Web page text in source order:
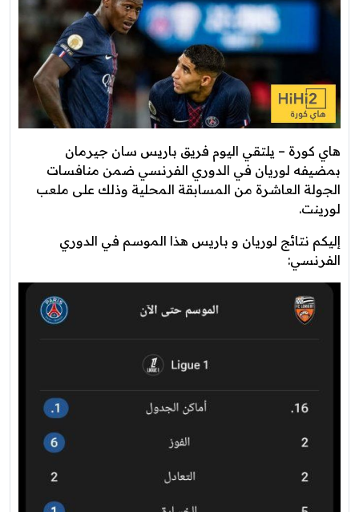
هاي كورة – يلتقي اليوم فريق باريس سان جيرمان
بمضيفه لوريان في الدوري الفرنسي ضمن منافسات
الجولة العاشرة من المسابقة المحلية وذلك على ملعب
لورينت.
إليكم نتائج لوريان و باريس هذا الموسم في الدوري
الفرنسي: